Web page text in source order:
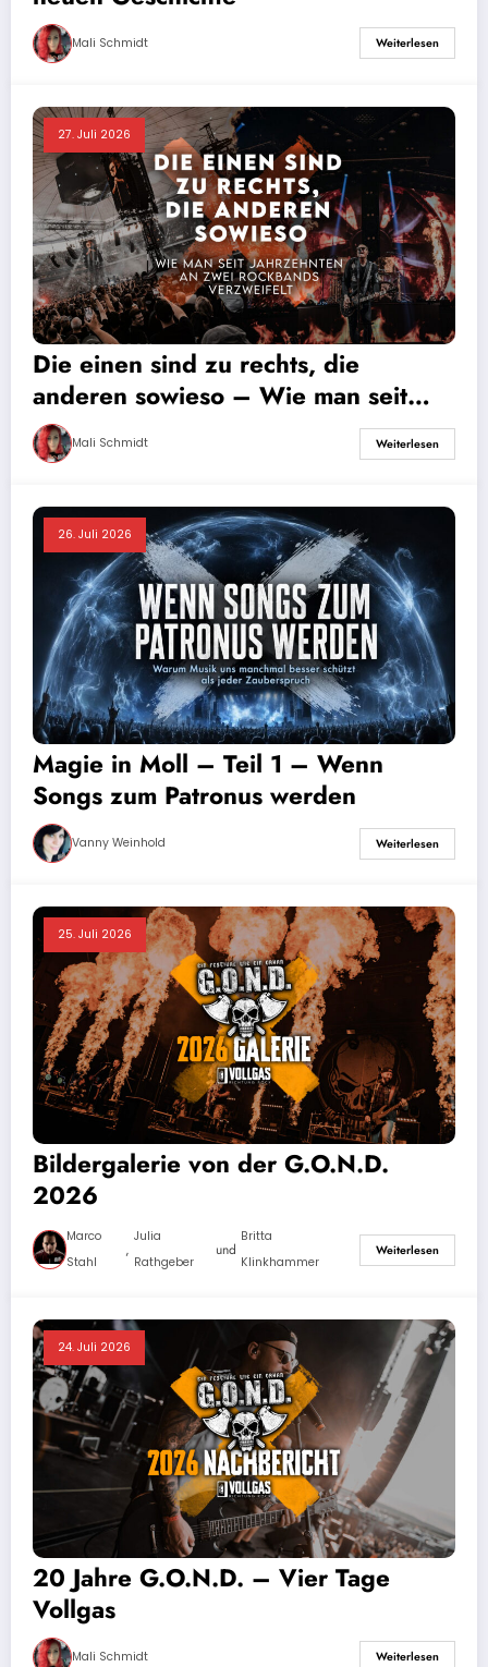
Mali Schmidt Weiterlesen
27. Juli 2026
Die einen sind zu rechts, die
anderen sowieso – Wie man seit
Jahrzehnten an zwei Rockbands
verzweifelt
Mali Schmidt Weiterlesen
26. Juli 2026
Magie in Moll – Teil 1 – Wenn
Songs zum Patronus werden
Vanny Weinhold Weiterlesen
25. Juli 2026
Bildergalerie von der G.O.N.D.
2026
Marco
Stahl
,
Julia
Rathgeber
und
Britta
Klinkhammer
Weiterlesen
24. Juli 2026
20 Jahre G.O.N.D. – Vier Tage
Vollgas
Mali Schmidt Weiterlesen